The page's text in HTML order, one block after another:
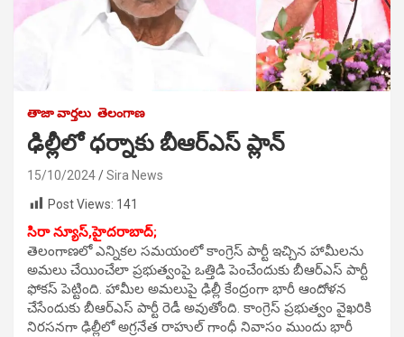
తాజా వార్తలు తెలంగాణ
ఢిల్లీలో ధర్నాకు బీఆర్ఎస్ ప్లాన్
15/10/2024
Sira News
Post Views: 141
సిరా న్యూస్,హైదరాబాద్;
తెలంగాణలో ఎన్నికల సమయంలో కాంగ్రెస్ పార్టీ ఇచ్చిన హామీలను
అమలు చేయించేలా ప్రభుత్వంపై ఒత్తిడి పెంచేందుకు బీఆర్ఎస్ పార్టీ
ఫోకస్ పెట్టింది. హామీల అమలుపై ఢిల్లీ కేంద్రంగా భారీ ఆందోళన
చేసేందుకు బీఆర్ఎస్ పార్టీ రెడీ అవుతోంది. కాంగ్రెస్ ప్రభుత్వం వైఖరికి
నిరసనగా ఢిల్లీలో అగ్రనేత రాహుల్ గాంధీ నివాసం ముందు భారీ